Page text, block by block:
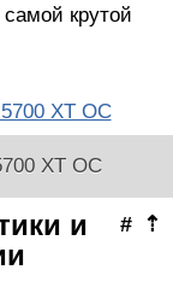
крутой
XT OC
⇡
#
и